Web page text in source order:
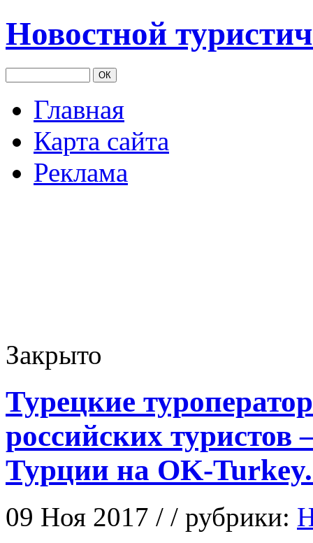
Новостной
Главная
Карта сайта
Реклама
Закрыто
Турецкие
российских
Турции на OK-
09 Ноя 2017 / / рубрики: